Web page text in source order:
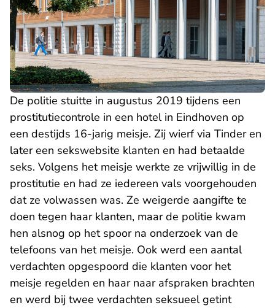
De politie stuitte in augustus 2019 tijdens een
prostitutiecontrole in een hotel in Eindhoven op
een destijds 16-jarig meisje. Zij wierf via Tinder en
later een sekswebsite klanten en had betaalde
seks. Volgens het meisje werkte ze vrijwillig in de
prostitutie en had ze iedereen vals voorgehouden
dat ze volwassen was. Ze weigerde aangifte te
doen tegen haar klanten, maar de politie kwam
hen alsnog op het spoor na onderzoek van de
telefoons van het meisje. Ook werd een aantal
verdachten opgespoord die klanten voor het
meisje regelden en haar naar afspraken brachten
en werd bij twee verdachten seksueel getint